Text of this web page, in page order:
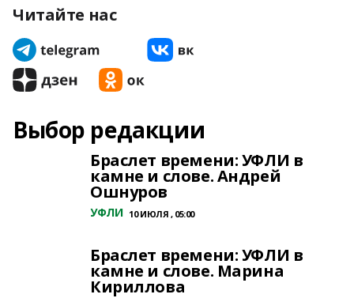
Читайте нас
Выбор редакции
Браслет времени: УФЛИ в
камне и слове. Андрей
Ошнуров
УФЛИ 10 ИЮЛЯ , 05:00
Браслет времени: УФЛИ в
камне и слове. Марина
Кириллова